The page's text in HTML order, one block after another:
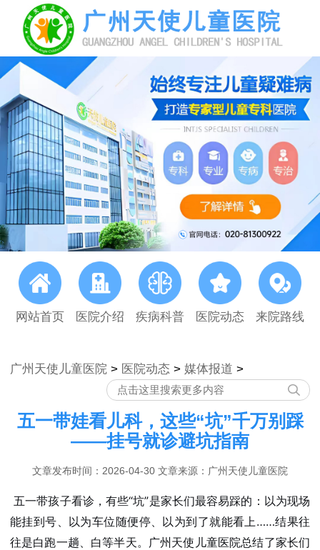
网站首页 医院介绍 疾病科普 医院动态 来院路线
广州天使儿童医院 > 医院动态 > 媒体报道 >
五一带娃看儿科，这些“坑”千万别踩
——挂号就诊避坑指南
文章发布时间：2026-04-30 文章来源：广州天使儿童医院
五一带孩子看诊，有些“坑”是家长们最容易踩的：以为现场
能挂到号、以为车位随便停、以为到了就能看上……结果往
往是白跑一趟、白等半天。广州天使儿童医院总结了家长们